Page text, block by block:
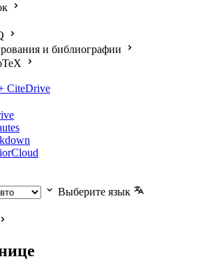
и библиографии
CiteDrive
Выберите язык